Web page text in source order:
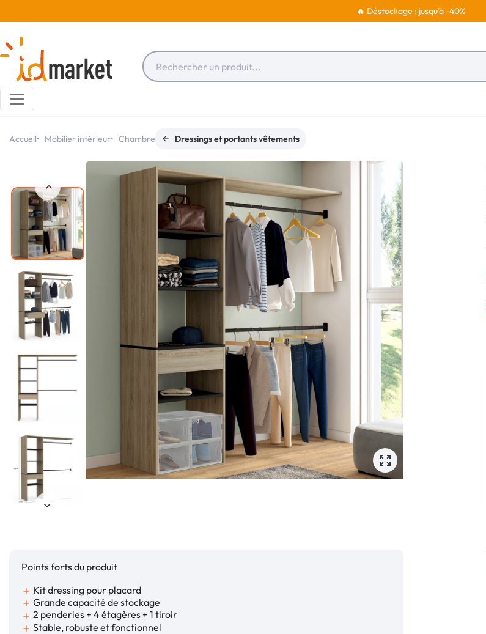
🔥 Déstockage : jusqu'à -40%
Accueil Mobilier intérieur Chambre Dressings et portants vêtements
Points forts du produit
add Kit dressing pour placard
add Grande capacité de stockage
add 2 penderies + 4 étagères + 1 tiroir
add Stable, robuste et fonctionnel